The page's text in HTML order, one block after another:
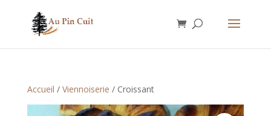
Accueil / Viennoiserie / Croissant